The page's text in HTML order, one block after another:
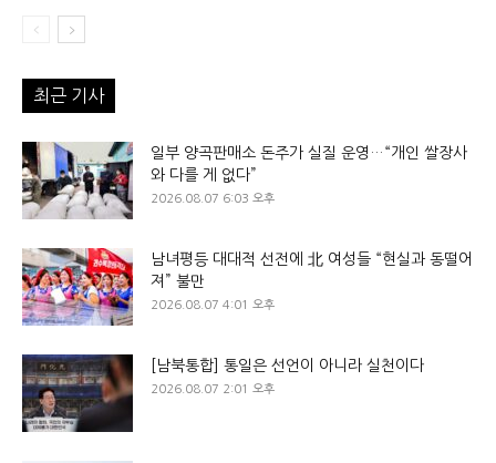
최근 기사
일부 양곡판매소 돈주가 실질 운영…“개인 쌀장사
와 다를 게 없다”
2026.08.07 6:03 오후
남녀평등 대대적 선전에 北 여성들 “현실과 동떨어
져” 불만
2026.08.07 4:01 오후
[남북통합] 통일은 선언이 아니라 실천이다
2026.08.07 2:01 오후